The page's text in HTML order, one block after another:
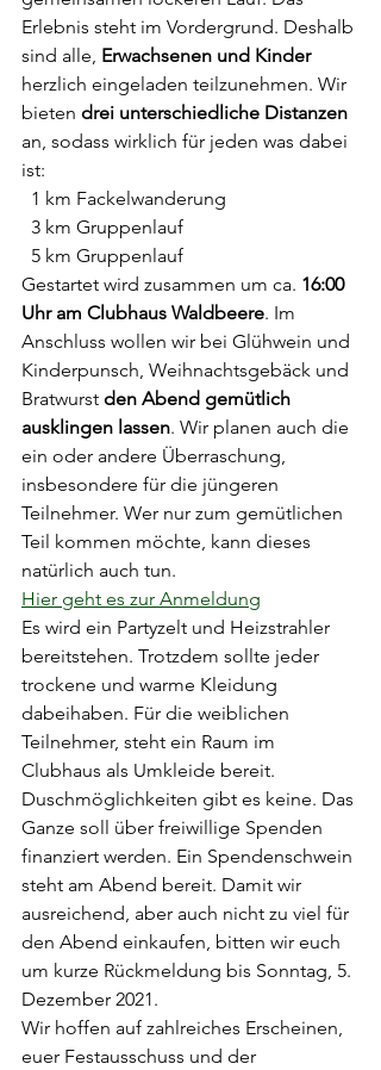
Erlebnis steht im Vordergrund. Deshalb
sind alle, Erwachsenen und Kinder
herzlich eingeladen teilzunehmen. Wir
bieten drei unterschiedliche Distanzen
an, sodass wirklich für jeden was dabei
ist:
1 km Fackelwanderung
3 km Gruppenlauf
5 km Gruppenlauf
Gestartet wird zusammen um ca. 16:00
Uhr am Clubhaus Waldbeere. Im
Anschluss wollen wir bei Glühwein und
Kinderpunsch, Weihnachtsgebäck und
Bratwurst den Abend gemütlich
ausklingen lassen. Wir planen auch die
ein oder andere Überraschung,
insbesondere für die jüngeren
Teilnehmer. Wer nur zum gemütlichen
Teil kommen möchte, kann dieses
natürlich auch tun.
Hier geht es zur Anmeldung
Es wird ein Partyzelt und Heizstrahler
bereitstehen. Trotzdem sollte jeder
trockene und warme Kleidung
dabeihaben. Für die weiblichen
Teilnehmer, steht ein Raum im
Clubhaus als Umkleide bereit.
Duschmöglichkeiten gibt es keine. Das
Ganze soll über freiwillige Spenden
finanziert werden. Ein Spendenschwein
steht am Abend bereit. Damit wir
ausreichend, aber auch nicht zu viel für
den Abend einkaufen, bitten wir euch
um kurze Rückmeldung bis Sonntag, 5.
Dezember 2021.
Wir hoffen auf zahlreiches Erscheinen,
euer Festausschuss und der